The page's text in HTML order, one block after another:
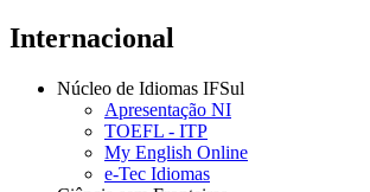
Internacional
Núcleo de Idiomas IFSul
Apresentação NI
TOEFL - ITP
My English Online
e-Tec Idiomas